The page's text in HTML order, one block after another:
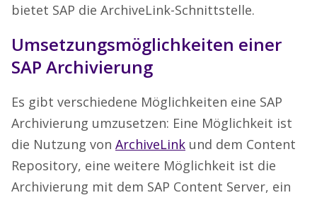
bietet SAP die ArchiveLink-Schnittstelle.
Umsetzungsmöglichkeiten einer
SAP Archivierung
Es gibt verschiedene Möglichkeiten eine SAP
Archivierung umzusetzen: Eine Möglichkeit ist
die Nutzung von ArchiveLink und dem Content
Repository, eine weitere Möglichkeit ist die
Archivierung mit dem SAP Content Server, ein